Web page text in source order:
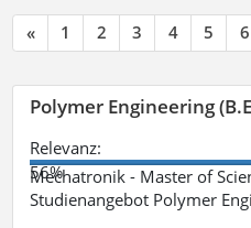
« 1 2 3 4 5 6
Polymer Engineering
Relevanz:
56%
Mechatronik - Master of
Studienangebot Polymer